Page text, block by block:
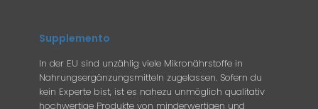
Supplemento
In der EU sind unzählig viele Mikronährstoffe in
Nahrungsergänzungsmitteln zugelassen. Sofern du
kein Experte bist, ist es nahezu unmöglich qualitativ
hochwertige Produkte von minderwertigen und